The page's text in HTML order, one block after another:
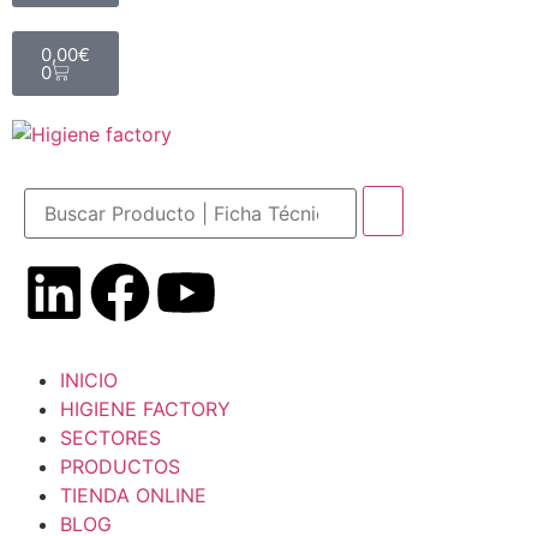
0,00€
0
INICIO
HIGIENE FACTORY
SECTORES
PRODUCTOS
TIENDA ONLINE
BLOG